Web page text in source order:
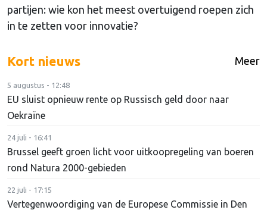
partijen: wie kon het meest overtuigend roepen zich
in te zetten voor innovatie?
Kort nieuws Meer
5 augustus - 12:48
EU sluist opnieuw rente op Russisch geld door naar
Oekraïne
24 juli - 16:41
Brussel geeft groen licht voor uitkoopregeling van boeren
rond Natura 2000-gebieden
22 juli - 17:15
Vertegenwoordiging van de Europese Commissie in Den